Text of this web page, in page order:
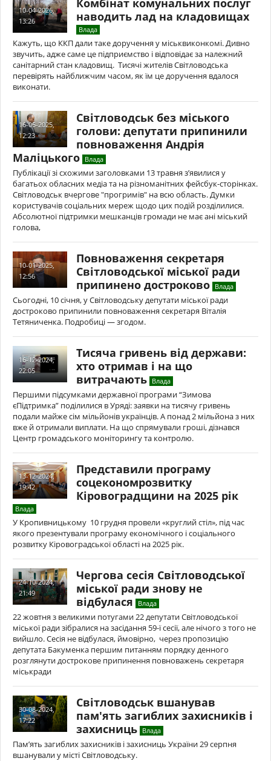
10-04-2026,
13:26
Комбінат комунальних послуг
наводить лад на кладовищах
Влада
Кажуть, що ККП дали таке доручення у міськвиконкомі. Дивно
звучить, адже саме це підприємство і відповідає за належний
санітарний стан кладовищ. Тисячі жителів Світловодська
перевірять найближчим часом, як їм це доручення вдалося
виконати.
16-05-2025,
12:23
Світловодськ без міського
голови: депутати припинили
повноваження Андрія
Маліцького Влада
Публікації зі схожими заголовками 13 травня з’явилися у
багатьох обласних медіа та на різноманітних фейсбук-сторінках.
Світловодськ вчергове "прогримів" на всю область. Думки
користувачів соціальних мереж щодо цих подій розділилися.
Абсолютної підтримки мешканців громади не має ані міський
голова,
10-01-2025,
12:56
Повноваження секретаря
Світловодської міської ради
припинено достроково Влада
Сьогодні, 10 січня, у Світловодську депутати міської ради
достроково припинили повноваження секретаря Віталія
Тетяниченка. Подробиці — згодом.
16-12-2024,
22:05
Тисяча гривень від держави:
хто отримав і на що
витрачають Влада
Першими підсумками державної програми “Зимова
єПідтримка” поділилися в Уряді: заявки на тисячу гривень
подали майже сім мільйонів українців. А понад 2 мільйона з них
вже й отримали виплати. На що спрямували гроші, дізнався
Центр громадського моніторингу та контролю.
13-12-2024,
19:42
Представили програму
соцекономрозвитку
Кіровоградщини на 2025 рік
Влада
У Кропивницькому 10 грудня провели «круглий стіл», під час
якого презентували програму економічного і соціального
розвитку Кіровоградської області на 2025 рік.
24-10-2024,
21:49
Чергова сесія Світловодської
міської ради знову не
відбулася
Влада
22 жовтня з великими потугами 22 депутати Світловодської
міської ради зібралися на засідання 59-ї сесії, але нічого з того не
вийшло. Сесія не відбулася, ймовірно, через пропозицію
депутата Бакуменка першим питанням порядку денного
розглянути дострокове припинення повноважень секретаря
міськради
30-08-2024,
17:22
Світловодськ вшанував
пам'ять загиблих захисників і
захисниць Влада
Пам’ять загиблих захисників і захисниць України 29 серпня
вшанували у місті Світловодську.